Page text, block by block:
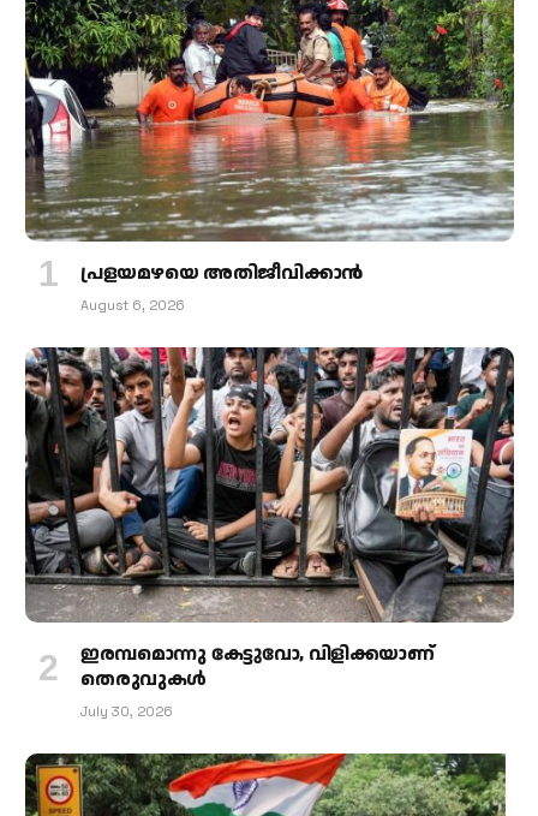
പ്രളയമഴയെ അതിജീവിക്കാന്‍
August 6, 2026
ഇരമ്പമൊന്നു കേട്ടുവോ, വിളിക്കയാണ്
തെരുവുകള്‍
July 30, 2026